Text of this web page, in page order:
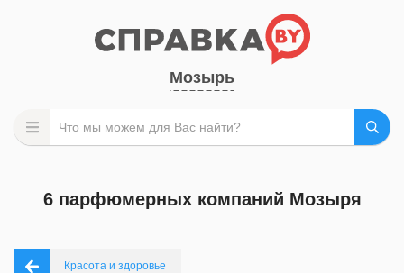
Мозырь
6 парфюмерных компаний Мозыря
Красота и здоровье